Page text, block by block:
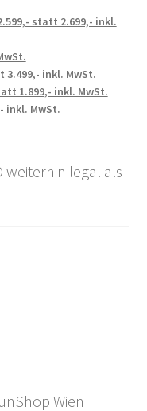
statt 2.699,- inkl.
3.499,- inkl. MwSt.
1.899,- inkl. MwSt.
inkl. MwSt.
weiterhin legal als
Wien